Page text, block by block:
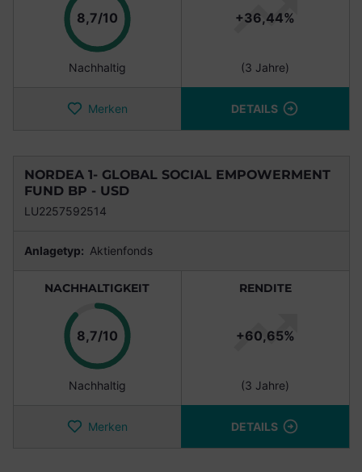
8,7/10Punkte
Nachhaltig
+36,44%
(3 Jahre)
Merken DETAILS
NORDEA 1- GLOBAL SOCIAL EMPOWERMENT
FUND BP - USD
LU2257592514
Anlagetyp: Aktienfonds
NACHHALTIGKEIT
8,7/10Punkte
Nachhaltig
RENDITE
+60,65%
(3 Jahre)
Merken DETAILS